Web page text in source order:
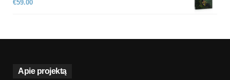
€59.00
Apie projektą